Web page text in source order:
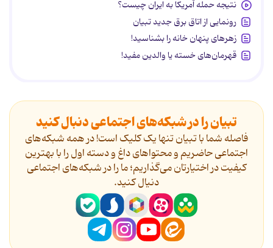
نتیجه حمله آمریکا به ایران چیست؟
رونمایی از اتاق برق جدید تبیان
زهرهای پنهان خانه را بشناسید!
قهرمان‌های خسته یا والدین مفید!
تبیان را در شبکه‌های اجتماعی دنبال کنید
فاصله شما با تبیان تنها یک کلیک است! در همه شبکه‌های
اجتماعی حاضریم و محتواهای داغ و دسته اول را با بهترین
کیفیت در اختیارتان می‌گذاریم؛ ما را در شبکه‌های اجتماعی
دنیال کنید.